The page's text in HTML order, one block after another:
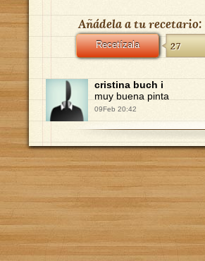
Añádela a tu recetario:
Recetízala 27
cristina buch i
muy buena pinta
09Feb 20:42